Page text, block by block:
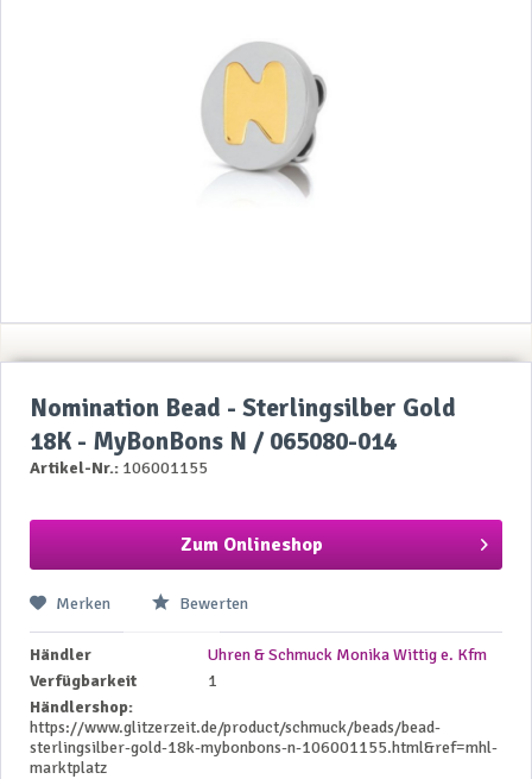
Nomination Bead - Sterlingsilber Gold
18K - MyBonBons N / 065080-014
Artikel-Nr.: 106001155
Zum Onlineshop
Merken Bewerten
Händler
Uhren & Schmuck Monika Wittig e. Kfm
Verfügbarkeit
1
Händlershop:
https://www.glitzerzeit.de/product/schmuck/beads/bead-
sterlingsilber-gold-18k-mybonbons-n-106001155.html&ref=mhl-
marktplatz